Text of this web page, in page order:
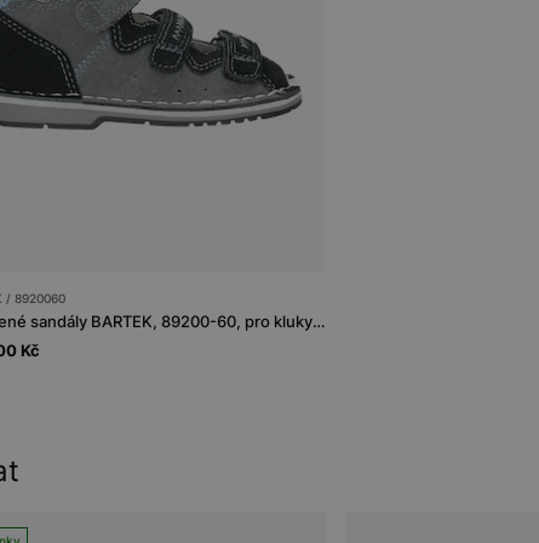
/ 8920060
Uzavřené sandály BARTEK, 89200-60, pro kluky, šedo-tmavě modré
Kč